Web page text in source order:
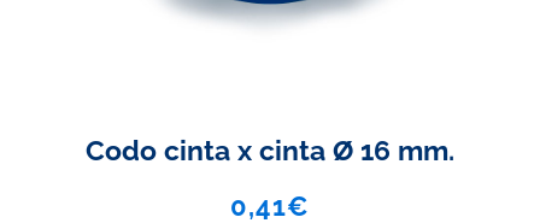
Codo cinta x cinta Ø 16 mm.
0,41€